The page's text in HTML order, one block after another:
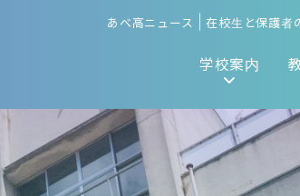
学校案内
あべ高ニュース 在校生と保護者